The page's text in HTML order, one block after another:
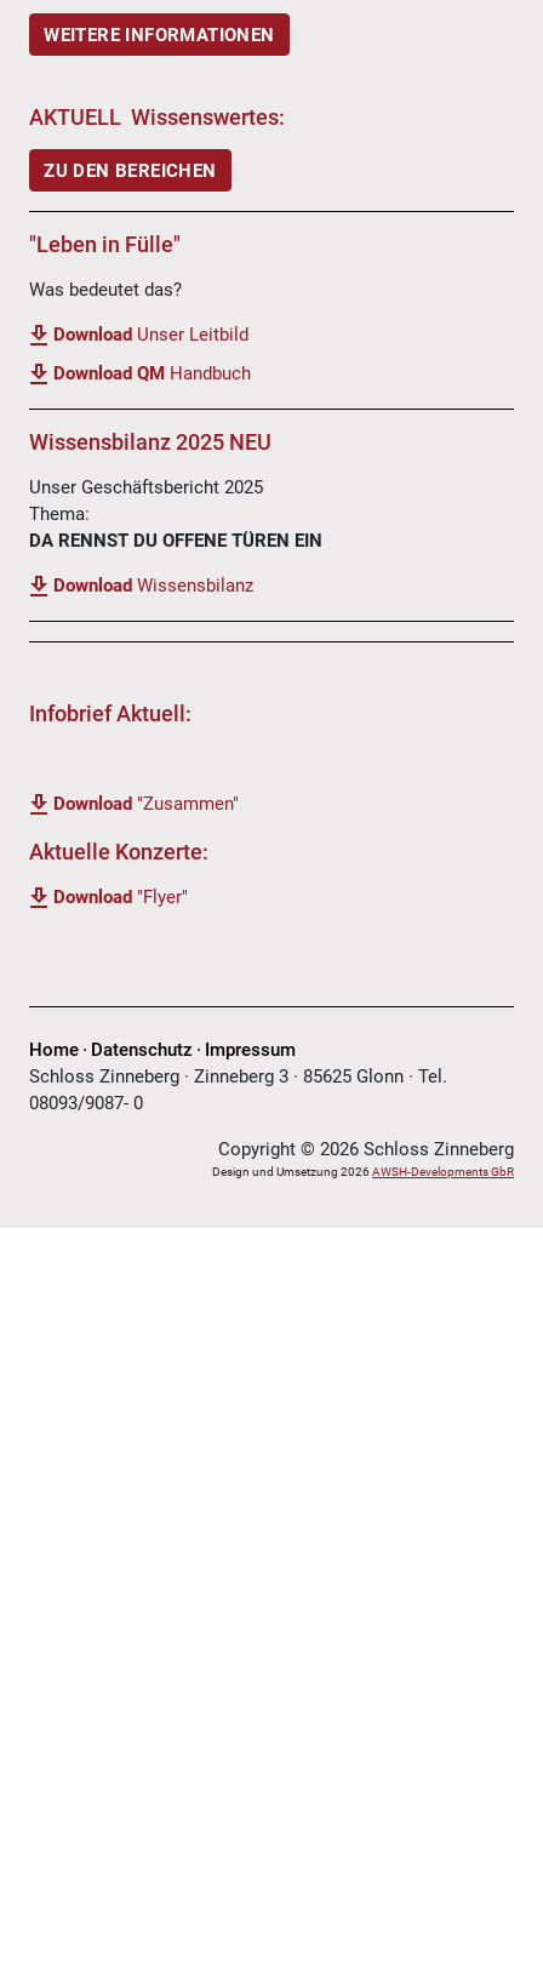
WEITERE INFORMATIONEN
AKTUELL Wissenswertes:
ZU DEN BEREICHEN
"Leben in Fülle"
Was bedeutet das?
Download Unser Leitbild
Download QM Handbuch
Wissensbilanz 2025 NEU
Unser Geschäftsbericht 2025
Thema:
DA RENNST DU OFFENE TÜREN EIN
Download Wissensbilanz
Infobrief Aktuell:
Download "Zusammen"
Aktuelle Konzerte:
Download "Flyer"
Home Datenschutz
Impressum
Schloss Zinneberg · Zinneberg 3 · 85625 Glonn · Tel.
08093/9087- 0
Copyright © 2026 Schloss Zinneberg
Design und Umsetzung 2026 AWSH-Developments GbR